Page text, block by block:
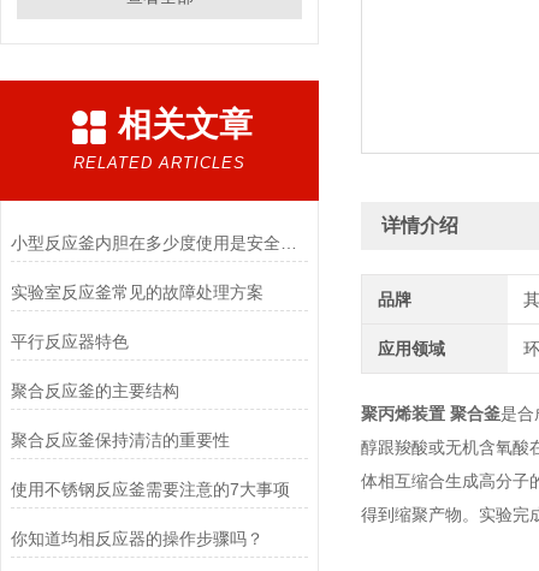
相关文章
RELATED ARTICLES
实验室反应釜常见的故障处理方案
平行反应器特色
聚合反应釜的主要结构
聚合反应釜保持清洁的重要性
使用不锈钢反应釜需要注意的7大事项
你知道均相反应器的操作步骤吗？
详情介绍
品牌
应用领域
聚丙烯装置 聚合釜是合
醇跟羧酸或无机含氧酸
体相互缩合生成高分子
得到缩聚产物。实验完